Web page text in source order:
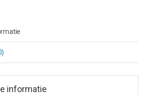
informatie